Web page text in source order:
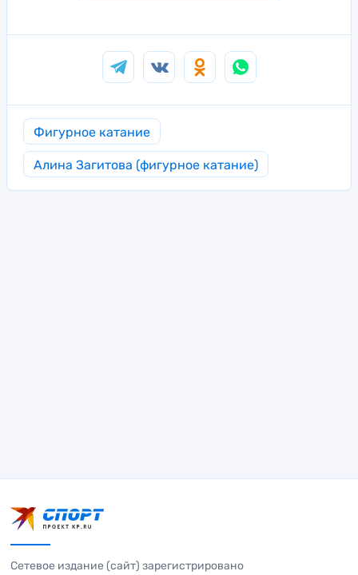
Фигурное катание
Алина Загитова (фигурное катание)
Сетевое издание (сайт) зарегистрировано